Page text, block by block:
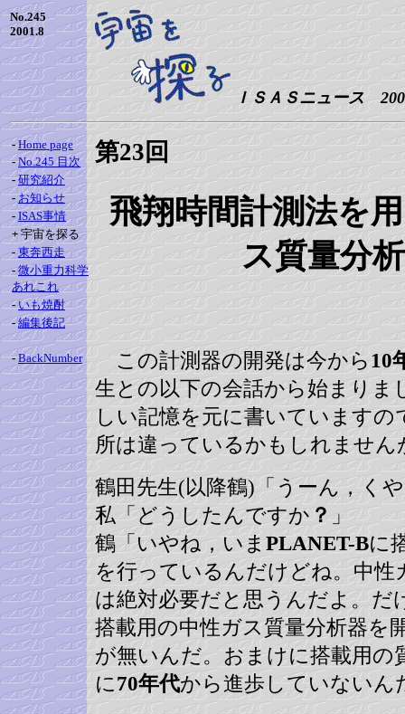
No.245
2001.8
ＩＳＡＳニュース
- Home page
- No.245 目次
- 研究紹介
- お知らせ
- ISAS事情
+宇宙を探る
- 東奔西走
- 微小重力科学
あれこれ
- いも焼酎
- 編集後記
- BackNumber
第23回
飛翔時間計測法を
ス質量分
この計測器の開発は今から10
生との以下の会話から始まりま
しい記憶を元に書いていますの
所は違っているかもしれません
鶴田先生(以降鶴)「うーん，く
私「どうしたんですか？」
鶴「いやね，いまPLANET-Bに
を行っているんだけどね。中性
は絶対必要だと思うんだよ。だ
搭載用の中性ガス質量分析器を
が無いんだ。おまけに搭載用の
に70年代から進歩していないん